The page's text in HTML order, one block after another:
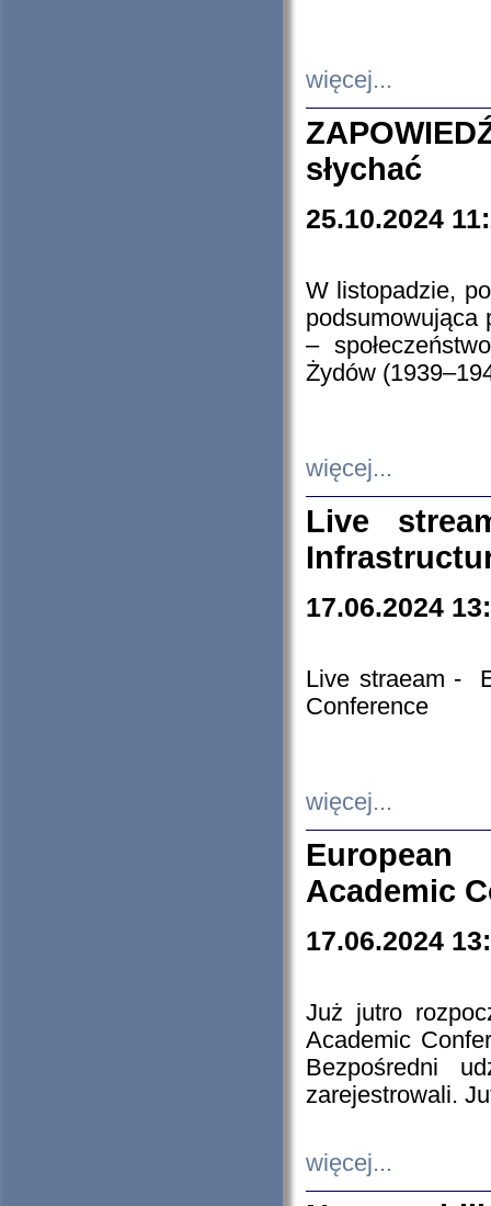
więcej...
słychać
25.10.2024
W listopadzie,
podsumowująca
–
Żydów
więcej...
Live
17.06.2024
Live straeam -
Conference
więcej...
European
Academic
17.06.2024
Już jutro
Academic
Bezpośredni
zarejestrowali.
więcej...